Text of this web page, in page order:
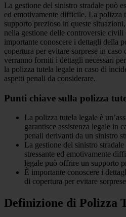
La gestione del sinistro stradale può
ed emotivamente difficile. La polizza
supporto prezioso in queste
nella gestione delle controversie civili
importante conoscere i dettagli della
copertura per evitare sorprese in
verranno forniti i dettagli necessari
la polizza tutela legale in caso di
aspetti penali da considerare.
Punti chiave sulla polizza
La polizza tutela legale è
garantisce assistenza legale in
penali derivanti da un sinistro
La gestione del sinistro stradale
stressante ed emotivamente
legale può offrire un supporto
È importante conoscere i
di copertura per evitare
Definizione di Polizza